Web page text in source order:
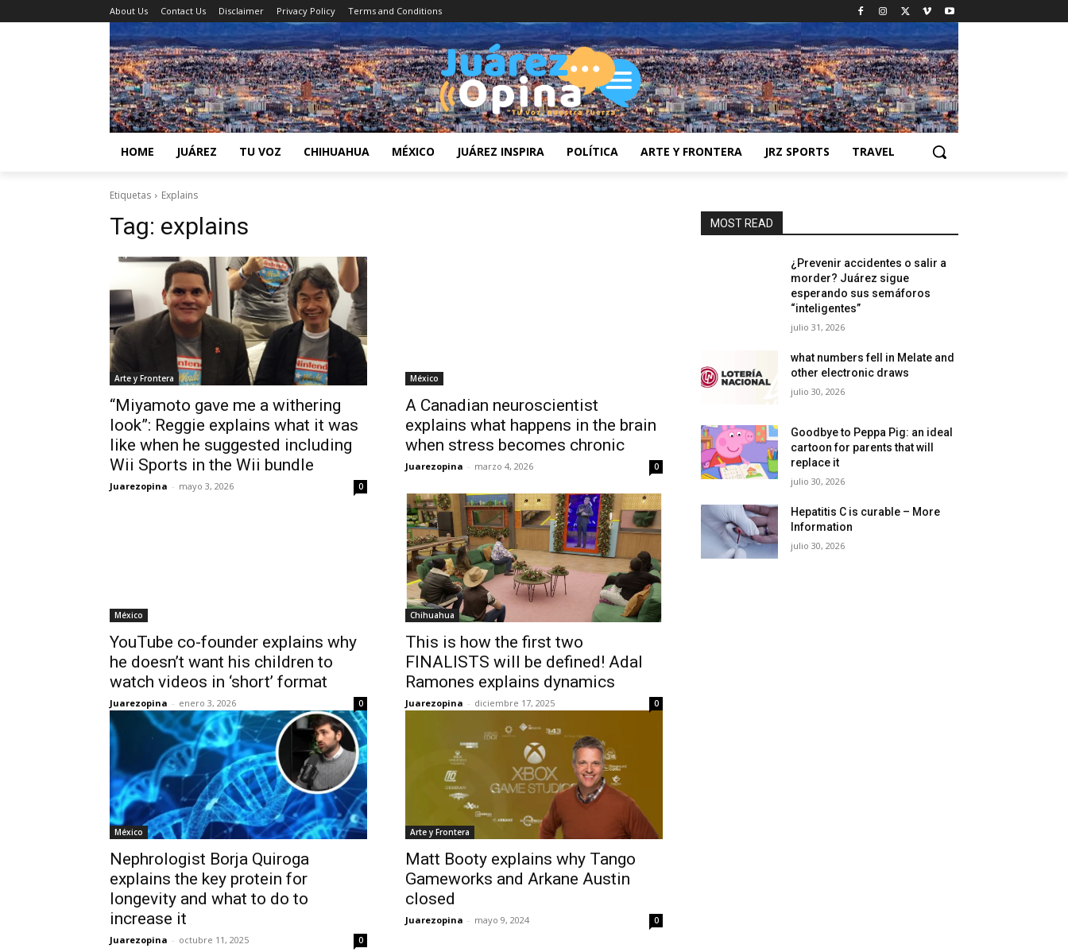
About Us Contact Us Disclaimer Privacy Policy Terms and Conditions
HOME JUÁREZ TU VOZ CHIHUAHUA MÉXICO JUÁREZ INSPIRA POLÍTICA ARTE Y FRONTERA JRZ SPORTS TRAVEL
Etiquetas Explains
Tag: explains
Arte y Frontera
“Miyamoto gave me a withering
look”: Reggie explains what it was
like when he suggested including
Wii Sports in the Wii bundle
Juarezopina - mayo 3, 2026 0
México
A Canadian neuroscientist
explains what happens in the brain
when stress becomes chronic
Juarezopina - marzo 4, 2026 0
México
YouTube co-founder explains why
he doesn’t want his children to
watch videos in ‘short’ format
Juarezopina - enero 3, 2026 0
Chihuahua
This is how the first two
FINALISTS will be defined! Adal
Ramones explains dynamics
Juarezopina - diciembre 17, 2025 0
México
Nephrologist Borja Quiroga
explains the key protein for
longevity and what to do to
increase it
Juarezopina - octubre 11, 2025 0
Arte y Frontera
Matt Booty explains why Tango
Gameworks and Arkane Austin
closed
Juarezopina - mayo 9, 2024 0
MOST READ
¿Prevenir accidentes o salir a
morder? Juárez sigue
esperando sus semáforos
“inteligentes”
julio 31, 2026
what numbers fell in Melate and
other electronic draws
julio 30, 2026
Goodbye to Peppa Pig: an ideal
cartoon for parents that will
replace it
julio 30, 2026
Hepatitis C is curable – More
Information
julio 30, 2026